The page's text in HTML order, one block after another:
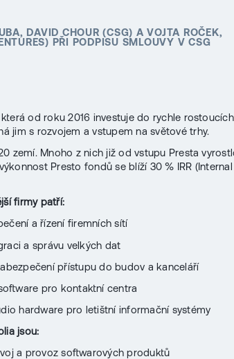
DAVID CHOUR (CSG) A VOJTA ROČEK,
PŘI PODPISU SMLOUVY V CSG
od roku 2016 investuje do rychle rostoucích
jim s rozvojem a vstupem na světové trhy.
zemí. Mnoho z nich již od vstupu Presta
Presto fondů se blíží 30 % IRR
firmy patří:
a řízení firemních sítí
a správu velkých dat
přístupu do budov a kanceláří
pro kontaktní centra
hardware pro letištní informační systémy
jsou:
a provoz softwarových produktů